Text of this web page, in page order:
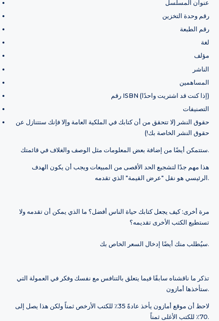
عنوان المسلسل
رقم وحدة التخزين
رقم الطبعة
لغة
مؤلف
الناشر
المساهمين
رقم ISBN (إذا كنت قد اشتريت واحدًا)
التصنيفات
حقوق النشر (لا تتحقق من أن كتابك في الملكية العامة وإلا فإنك ستتنازل عن
حقوق النشر الخاصة بك!)
ستتمكن أيضًا من إضافة بعض المعلومات مثل الوصف والغلاف في قائمتك.
هذا مهم جدًا لتشجيع الحد الأقصى من المبيعات ويجب أن يكون الهدف
الرئيسي هو نقل "عرض القيمة" الذي تقدمه.
مرة أخرى: كيف يجعل كتابك حياة الناس أفضل؟ ما الذي يمكن أن تقدمه ولا
تستطيع الكتب الأخرى تقديمه؟
سيُطلب منك أيضًا إدخال السعر الخاص بك.
تذكر ما ناقشناه سابقًا فيما يتعلق بالتنافس مع نفسك وفكر في العمولة التي
ستأخذها أمازون.
لاحظ أن موقع أمازون يأخذ عادةً 35٪ للكتب الأرخص ثمناً ولكن هذا يصل إلى
70٪ للكتب الأغلى ثمناً.